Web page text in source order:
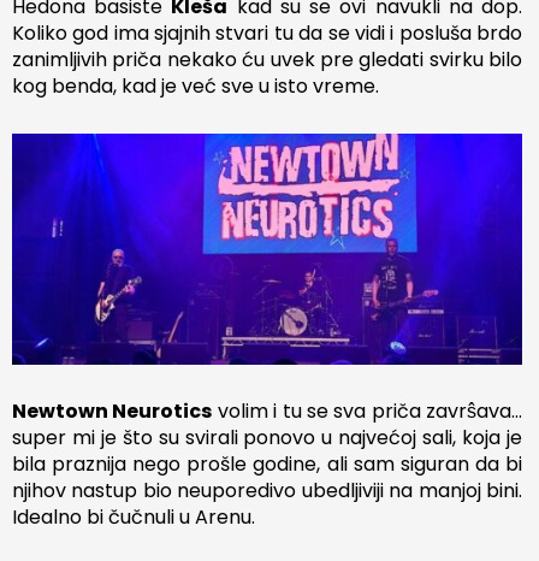
Hedona basiste Kleša kad su se ovi navukli na dop.
Koliko god ima sjajnih stvari tu da se vidi i posluša brdo
zanimljivih priča nekako ću uvek pre gledati svirku bilo
kog benda, kad je već sve u isto vreme.
Newtown Neurotics volim i tu se sva priča zavrŝava…
super mi je što su svirali ponovo u najvećoj sali, koja je
bila praznija nego prošle godine, ali sam siguran da bi
njihov nastup bio neuporedivo ubedljiviji na manjoj bini.
Idealno bi čučnuli u Arenu.